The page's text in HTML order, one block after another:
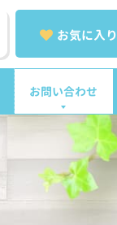
お気に入り
お問い合わせ